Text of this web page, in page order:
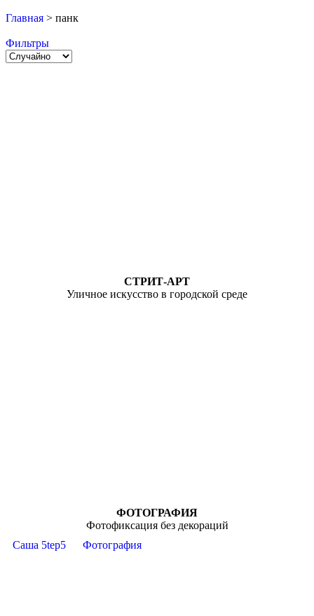
Главная > панк
Фильтры
СТРИТ-АРТ
Уличное искусство в городской среде
ФОТОГРАФИЯ
Фотофиксация без декораций
Саша 5tep5
Фотография